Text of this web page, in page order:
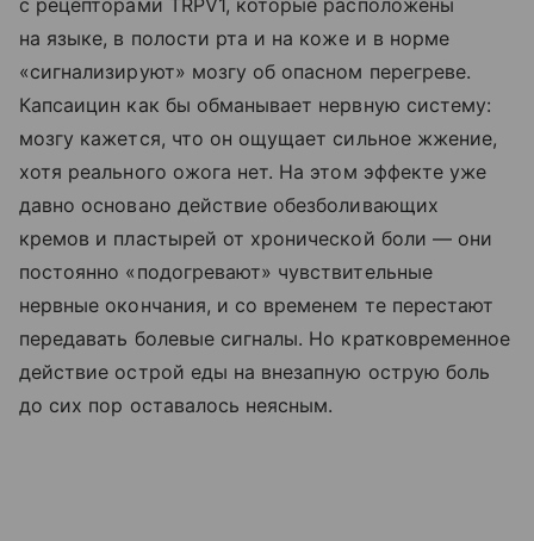
на языке, в полости рта и на коже и в норме
«сигнализируют» мозгу об опасном перегреве.
Капсаицин как бы обманывает нервную систему:
мозгу кажется, что он ощущает сильное жжение,
хотя реального ожога нет. На этом эффекте уже
давно основано действие обезболивающих
кремов и пластырей от хронической боли — они
постоянно «подогревают» чувствительные
нервные окончания, и со временем те перестают
передавать болевые сигналы. Но кратковременное
действие острой еды на внезапную острую боль
до сих пор оставалось неясным.